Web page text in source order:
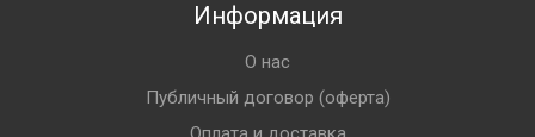
Информация
О нас
Публичный договор (оферта)